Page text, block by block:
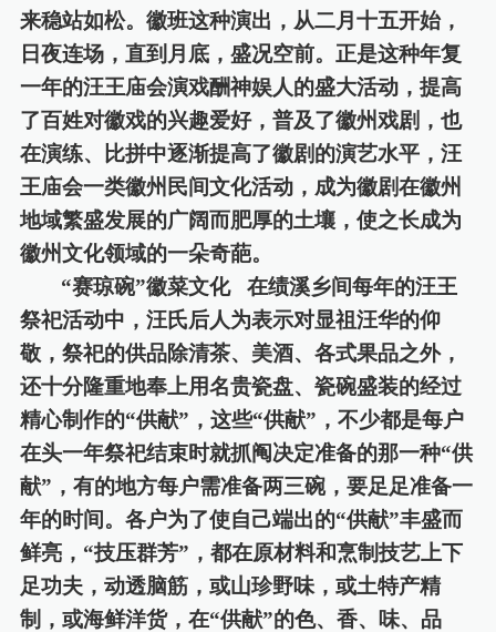
来稳站如松。徽班这种演出，从二月十五开始，
日夜连场，直到月底，盛况空前。正是这种年复
一年的汪王庙会演戏酬神娱人的盛大活动，提高
了百姓对徽戏的兴趣爱好，普及了徽州戏剧，也
在演练、比拼中逐渐提高了徽剧的演艺水平，汪
王庙会一类徽州民间文化活动，成为徽剧在徽州
地域繁盛发展的广阔而肥厚的土壤，使之长成为
徽州文化领域的一朵奇葩。
“赛琼碗”徽菜文化
在绩溪乡间每年的汪王
祭祀活动中，汪氏后人为表示对显祖汪华的仰
敬，祭祀的供品除清茶、美酒、各式果品之外，
还十分隆重地奉上用名贵瓷盘、瓷碗盛装的经过
精心制作的“供献”，这些“供献”，不少都是每户
在头一年祭祀结束时就抓阄决定准备的那一种“供
献”，有的地方每户需准备两三碗，要足足准备一
年的时间。各户为了使自己端出的“供献”丰盛而
鲜亮，“技压群芳”，都在原材料和烹制技艺上下
足功夫，动透脑筋，或山珍野味，或土特产精
制，或海鲜洋货，在“供献”的色、香、味、品